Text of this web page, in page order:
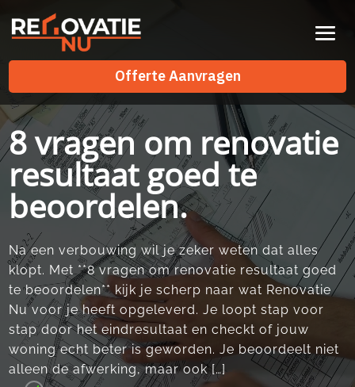
Offerte Aanvragen
Offerte Aanvragen
8 vragen om renovatie
resultaat goed te
beoordelen.
Na een verbouwing wil je zeker weten dat alles
klopt.​ Met **8 vragen om renovatie resultaat goed
te beoordelen** kijk je scherp naar wat Renovatie
Nu voor je heeft opgeleverd.​ Je loopt stap voor
stap door het eindresultaat en checkt of jouw
woning echt beter is geworden.​ Je beoordeelt niet
alleen de afwerking, maar ook […]